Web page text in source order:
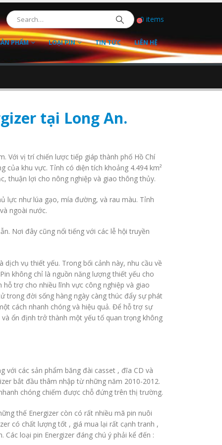
00 items
PHẨM LOẠI PIN TIN TỨC LIÊN HỆ
tại Long An.
Với vị trí chiến lược tiếp giáp thành phố Hồ Chí
khu vực. Tỉnh có diện tích khoảng 4.494 km²
thuận lợi cho nông nghiệp và giao thông thủy.
lực như lúa gạo, mía đường, và rau màu. Tỉnh
ngoài nước.
Nơi đây cũng nổi tiếng với các lễ hội truyền
vụ thiết yếu. Trong bối cảnh này, nhu cầu về
không chỉ là nguồn năng lượng thiết yếu cho
trợ cho nhiều lĩnh vực công nghiệp và giao
trong đời sống hàng ngày càng thúc đẩy sự phát
cách nhanh chóng và hiệu quả. Để hỗ trợ sự
ổn định trở thành một yếu tố quan trọng không
với các sản phẩm băng đài casset , đĩa CD và
bắt đầu thâm nhập từ những năm 2010-2012.
chóng chiếm được chỗ đứng trên thị trường.
thế Energizer còn có rất nhiều mã pin nuôi
có chất lượng tốt , giá mua lại rất cạnh tranh ,
loại pin Energizer đáng chú ý phải kể đến :